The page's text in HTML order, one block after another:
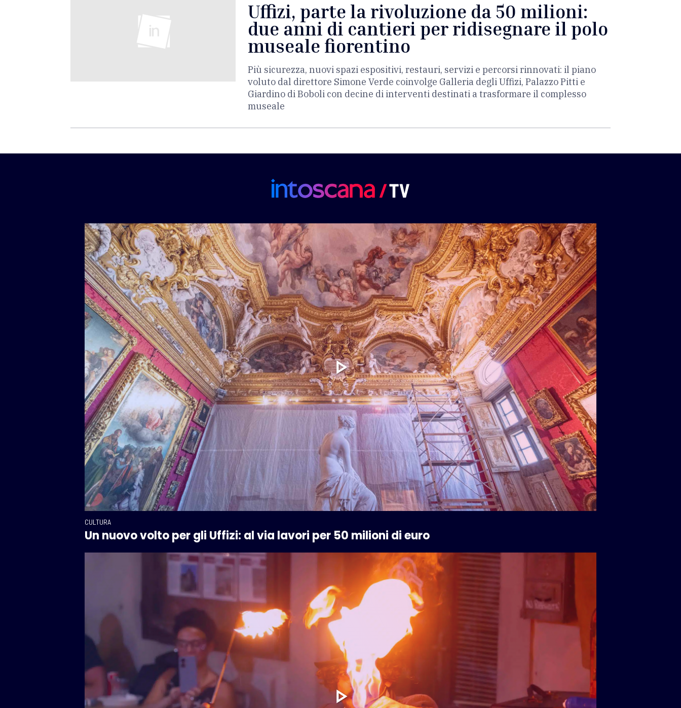
Uffizi, parte la rivoluzione da 50 milioni:
due anni di cantieri per ridisegnare il polo
museale fiorentino
Più sicurezza, nuovi spazi espositivi, restauri, servizi e percorsi rinnovati: il piano
voluto dal direttore Simone Verde coinvolge Galleria degli Uffizi, Palazzo Pitti e
Giardino di Boboli con decine di interventi destinati a trasformare il complesso
museale
CULTURA
Un nuovo volto per gli Uffizi: al via lavori per 50 milioni di euro